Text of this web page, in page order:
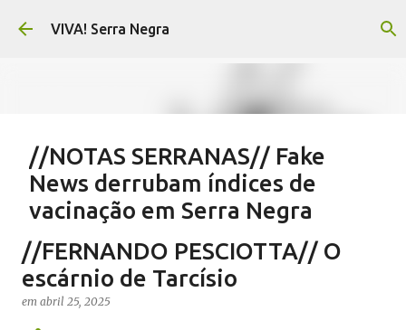
Pular para o conteúdo principal
VIVA! Serra Negra
//NOTAS SERRANAS// Fake
News derrubam índices de
vacinação em Serra Negra
SALETE SILVA SAÚDE SERRA NEGRA VACINAÇÃO SERRA NEGRA
VIVA! SERRA NEGRA NO AR
//FERNANDO PESCIOTTA// O
escárnio de Tarcísio
em abril 25, 2025